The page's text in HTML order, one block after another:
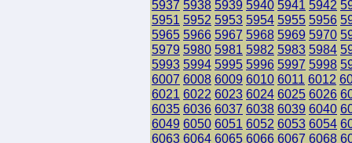
5937 5938 5939 5940 5941 5942
5951 5952 5953 5954 5955 5956
5965 5966 5967 5968 5969 5970
5979 5980 5981 5982 5983 5984
5993 5994 5995 5996 5997 5998
6007 6008 6009 6010 6011 6012
6021 6022 6023 6024 6025 6026
6035 6036 6037 6038 6039 6040
6049 6050 6051 6052 6053 6054
6063 6064 6065 6066 6067 6068